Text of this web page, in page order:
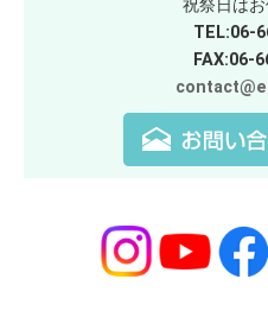
祝祭日はお
TEL:06-
FAX:06-